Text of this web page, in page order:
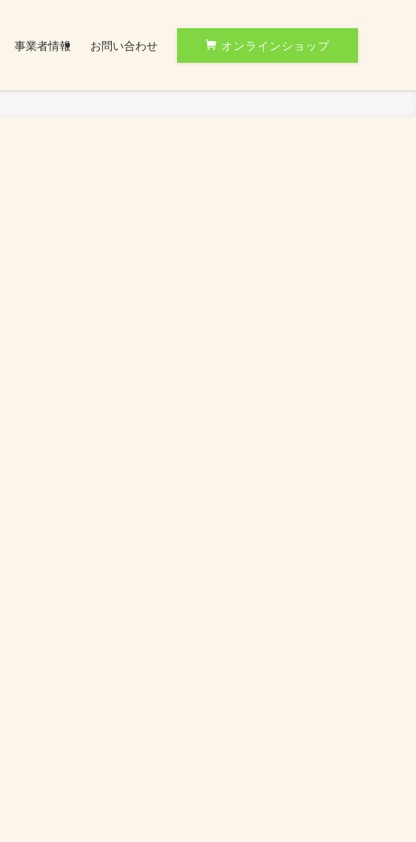
事業者情報 お問い合わせ オンラインショップ